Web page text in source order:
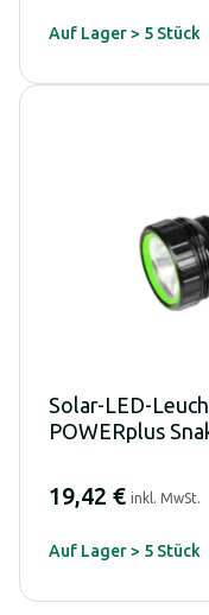
Auf Lager > 5 Stück
Solar-LED-
POWERplus
19,42 € inkl. MwSt.
Auf Lager > 5 Stück